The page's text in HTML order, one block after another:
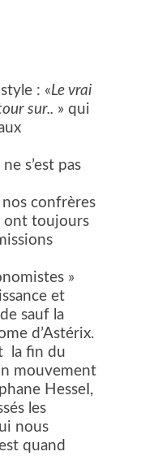
: «Le vrai
sur.. » qui
s’est pas
nos confrères
ont toujours
»
et
sauf la
d’Astérix.
la fin du
mouvement
HesseI,
les
nous
quand